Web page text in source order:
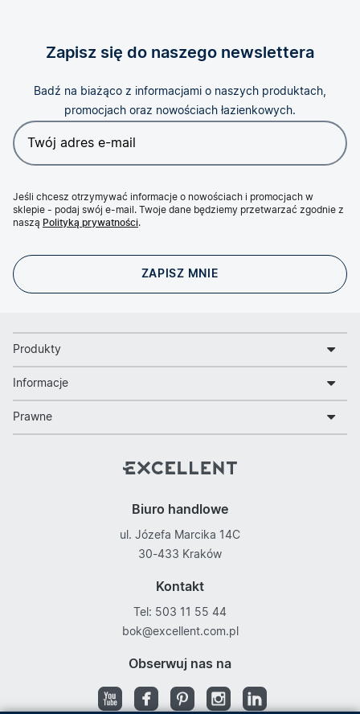
Zapisz się do naszego newslettera
Badź na biażąco z informacjami o naszych produktach,
promocjach oraz nowościach łazienkowych.
Jeśli chcesz otrzymywać informacje o nowościach i promocjach w
sklepie - podaj swój e-mail. Twoje dane będziemy przetwarzać zgodnie z
naszą Polityką prywatności.
Produkty
Informacje
Prawne
Biuro handlowe
ul. Józefa Marcika 14C
30-433 Kraków
Kontakt
Tel: 503 11 55 44
bok@excellent.com.pl
Obserwuj nas na